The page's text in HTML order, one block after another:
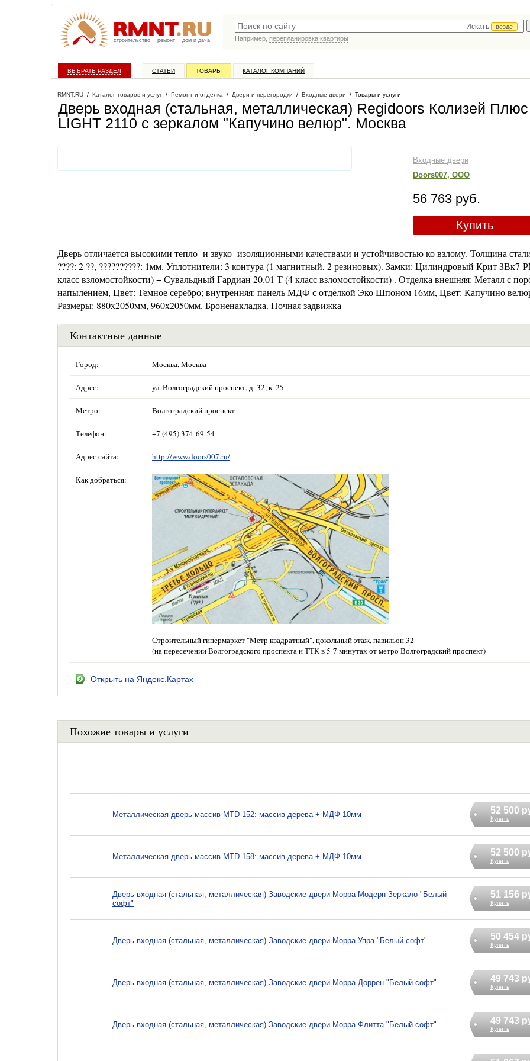
строительство ремонт дом и дача
Искать
везде
Например, перепланировка квартиры
ВЫБРАТЬ РАЗДЕЛ СТАТЬИ ТОВАРЫ КАТАЛОГ КОМПАНИЙ
RMNT.RU / Каталог товаров и услуг / Ремонт и отделка / Двери и перегородки / Входные двери / Товары и услуги
Дверь входная (стальная, металлическая) Regidoors Колизей Плюс
LIGHT 2110 с зеркалом "Капучино велюр". Москва
Входные двери
Doors007, ООО
56 763 руб.
Купить
Дверь отличается высокими тепло- и звуко- изоляционными качествами и устойчивостью ко взлому. Толщина
????: 2 ??, ??????????: 1мм. Уплотнители: 3 контура (1 магнитный, 2 резиновых). Замки: Цилиндровый Крит ЗВк7-
класс взломостойкости) + Сувальдный Гардиан 20.01 Т (4 класс взломостойкости) . Отделка внешняя: Металл с
напылением, Цвет: Темное серебро; внутренняя: панель МДФ с отделкой Эко Шпоном 16мм, Цвет: Капучино
Размеры: 880x2050мм, 960x2050мм. Броненакладка. Ночная задвижка
Контактные данные
Город: Москва, Москва
Адрес: ул. Волгоградский проспект, д. 32, к. 25
Метро: Волгоградский проспект
Телефон: +7 (495) 374-69-54
Адрес сайта: http://www.doors007.ru/
Как добраться:
Строительный гипермаркет "Метр квадратный", цокольный этаж, павильон 32
(на пересечении Волгоградского проспекта и ТТК в 5-7 минутах от метро Волгоградский проспект)
Открыть на Яндекс.Картах
Похожие товары и услуги
Металлическая дверь массив MTD-152: массив дерева + МДФ 10мм 52 500
Купить
Металлическая дверь массив MTD-158: массив дерева + МДФ 10мм 52 500
Купить
Дверь входная (стальная, металлическая) Заводские двери Морра Модерн Зеркало "Белый
софт"
51 156
Купить
Дверь входная (стальная, металлическая) Заводские двери Морра Упра "Белый софт" 50 454
Купить
Дверь входная (стальная, металлическая) Заводские двери Морра Доррен "Белый софт" 49 743
Купить
Дверь входная (стальная, металлическая) Заводские двери Морра Флитта "Белый софт" 49 743
Купить